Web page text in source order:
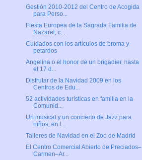
Gestión 2010-2012 del Centro de Acogida
para Perso...
Fiesta Europea de la Sagrada Familia de
Nazaret, c...
Cuidados con los artículos de broma y
petardos
Angelina o el honor de un brigadier, hasta
el 17 d...
Disfrutar de la Navidad 2009 en los
Centros de Edu...
52 actividades turísticas en familia en la
Comunid...
Un musical y un concierto de Jazz para
niños, en l...
Talleres de Navidad en el Zoo de Madrid
El Centro Comercial Abierto de Preciados–
Carmen–Ar...